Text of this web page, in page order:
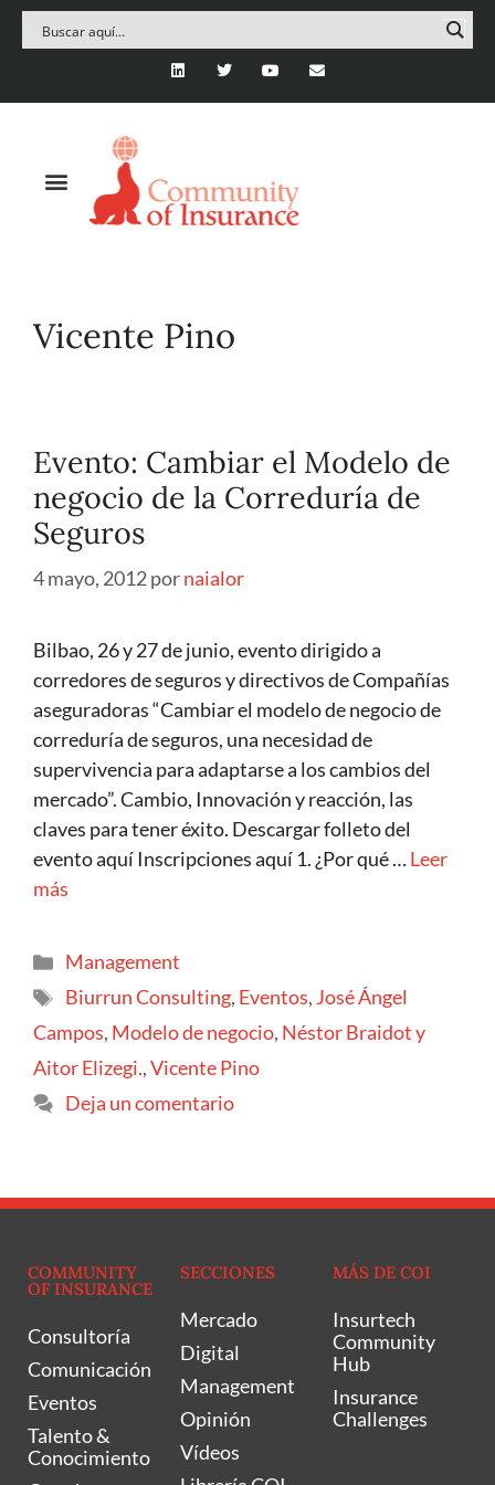
Vicente Pino
Evento: Cambiar el Modelo de
negocio de la Correduría de
Seguros
4 mayo, 2012pornaialor
Bilbao, 26 y 27 de junio, evento dirigido a
corredores de seguros y directivos de Compañías
aseguradoras “Cambiar el modelo de negocio de
correduría de seguros, una necesidad de
supervivencia para adaptarse a los cambios del
mercado”. Cambio, Innovación y reacción, las
claves para tener éxito. Descargar folleto del
evento aquí Inscripciones aquí 1. ¿Por qué …Leer
más
Management
Biurrun Consulting, Eventos,José Ángel
Campos, Modelo de negocio, Néstor Braidot y
Aitor Elizegi.,Vicente Pino
Deja un comentario
COMMUNITY
OF INSURANCE
Consultoría
Comunicación
Eventos
Talento &
Conocimiento
SECCIONES
Mercado
Digital
Management
Opinión
Vídeos
MÁS DE COI
Insurtech
Community
Hub
Insurance
Challenges